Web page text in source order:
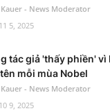
- News Moderator
5, 2025
tác giả 'thấy phiền' vì
mỗi mùa Nobel
- News Moderator
9, 2025